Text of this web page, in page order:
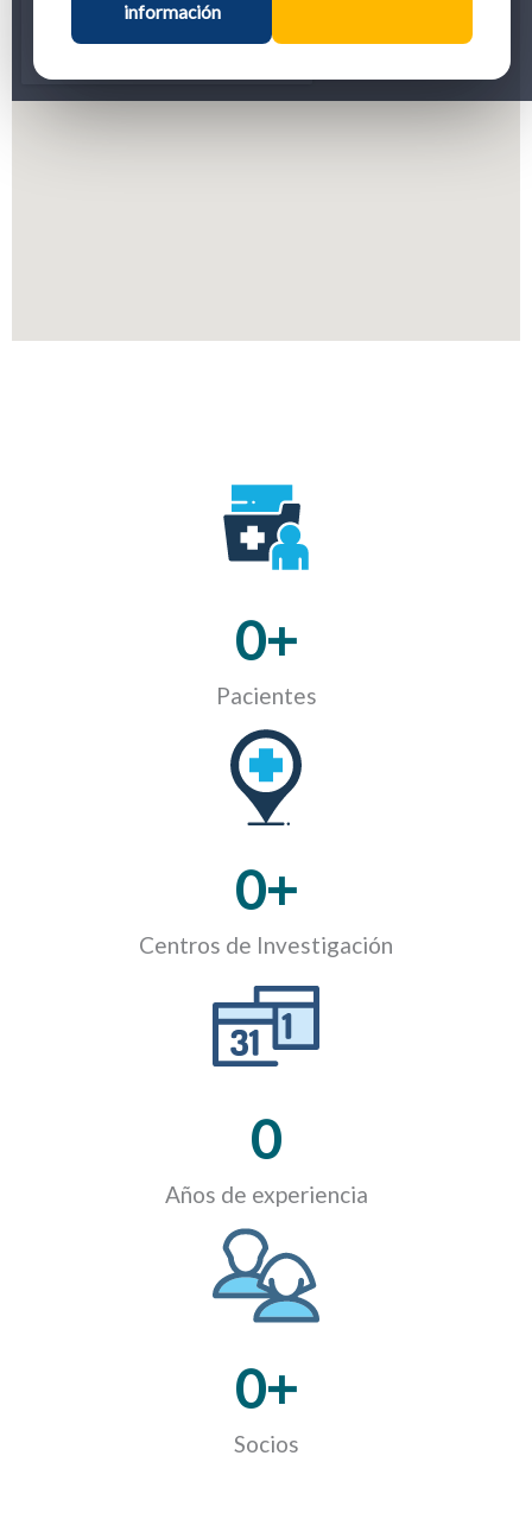
información
Pacientes
0+
Centros de Investigación
0+
Años de experiencia
0
Socios
0+